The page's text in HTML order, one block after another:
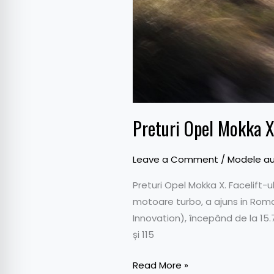
Preturi Opel Mokka
Leave a Comment / Modele
Preturi Opel Mokka X.
motoare turbo, a ajuns in
Innovation), începând de la
și 115
Read More »